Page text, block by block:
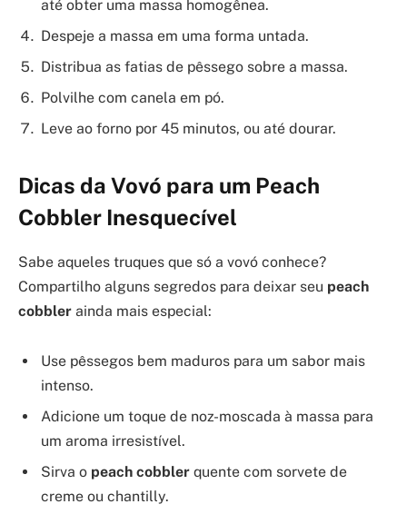
até obter uma massa homogênea.
Despeje a massa em uma forma untada.
Distribua as fatias de pêssego sobre a massa.
Polvilhe com canela em pó.
Leve ao forno por 45 minutos, ou até dourar.
Dicas da Vovó para um Peach
Cobbler Inesquecível
Sabe aqueles truques que só a vovó conhece?
Compartilho alguns segredos para deixar seu peach
cobbler ainda mais especial:
Use pêssegos bem maduros para um sabor mais
intenso.
Adicione um toque de noz-moscada à massa para
um aroma irresistível.
Sirva o peach cobbler quente com sorvete de
creme ou chantilly.